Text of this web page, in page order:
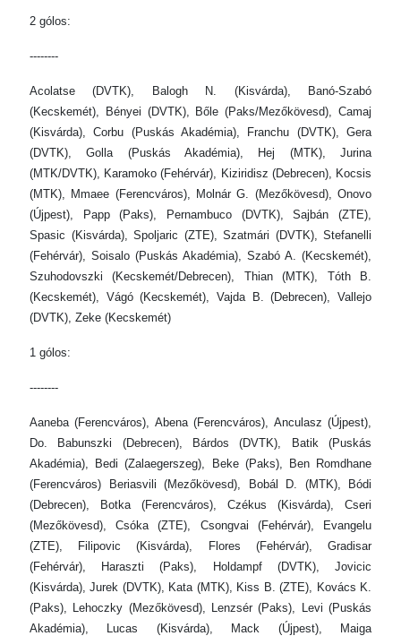
2 gólos:
--------
Acolatse (DVTK), Balogh N. (Kisvárda), Banó-Szabó
(Kecskemét), Bényei (DVTK), Bőle (Paks/Mezőkövesd), Camaj
(Kisvárda), Corbu (Puskás Akadémia), Franchu (DVTK), Gera
(DVTK), Golla (Puskás Akadémia), Hej (MTK), Jurina
(MTK/DVTK), Karamoko (Fehérvár), Kiziridisz (Debrecen), Kocsis
(MTK), Mmaee (Ferencváros), Molnár G. (Mezőkövesd), Onovo
(Újpest), Papp (Paks), Pernambuco (DVTK), Sajbán (ZTE),
Spasic (Kisvárda), Spoljaric (ZTE), Szatmári (DVTK), Stefanelli
(Fehérvár), Soisalo (Puskás Akadémia), Szabó A. (Kecskemét),
Szuhodovszki (Kecskemét/Debrecen), Thian (MTK), Tóth B.
(Kecskemét), Vágó (Kecskemét), Vajda B. (Debrecen), Vallejo
(DVTK), Zeke (Kecskemét)
1 gólos:
--------
Aaneba (Ferencváros), Abena (Ferencváros), Anculasz (Újpest),
Do. Babunszki (Debrecen), Bárdos (DVTK), Batik (Puskás
Akadémia), Bedi (Zalaegerszeg), Beke (Paks), Ben Romdhane
(Ferencváros) Beriasvili (Mezőkövesd), Bobál D. (MTK), Bódi
(Debrecen), Botka (Ferencváros), Czékus (Kisvárda), Cseri
(Mezőkövesd), Csóka (ZTE), Csongvai (Fehérvár), Evangelu
(ZTE), Filipovic (Kisvárda), Flores (Fehérvár), Gradisar
(Fehérvár), Haraszti (Paks), Holdampf (DVTK), Jovicic
(Kisvárda), Jurek (DVTK), Kata (MTK), Kiss B. (ZTE), Kovács K.
(Paks), Lehoczky (Mezőkövesd), Lenzsér (Paks), Levi (Puskás
Akadémia), Lucas (Kisvárda), Mack (Újpest), Maiga